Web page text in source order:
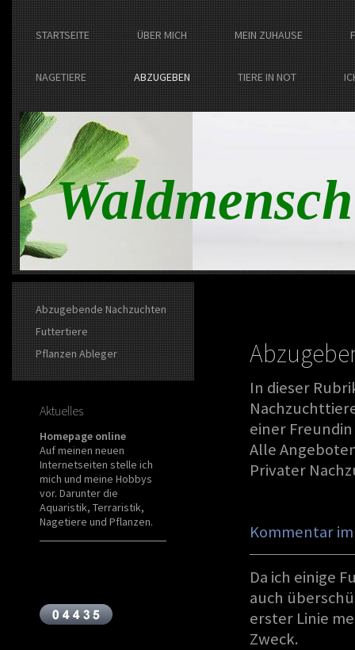
STARTSEITE ÜBER MICH MEIN ZUHAUSE
NAGETIERE ABZUGEBEN TIERE IN NOT
Waldmensch
Abzugebende Nachzuchten
Futtertiere
Pflanzen Ableger
Aktuelles
Homepage online
Auf meinen neuen
Internetseiten stelle ich
mich und meine Hobbys
vor. Darunter die
Aquaristik, Terraristik,
Nagetiere und Pflanzen.
In dieser
einer
Alle
Privater
Kommentar
Da ich einige
auch
erster Linie
Zweck.